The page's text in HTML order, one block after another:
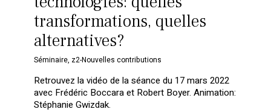
transformations, quelles
alternatives?
Séminaire, z2-Nouvelles contributions
Retrouvez la vidéo de la séance du 17 mars 2022
avec Frédéric Boccara et Robert Boyer. Animation:
Stéphanie Gwizdak.